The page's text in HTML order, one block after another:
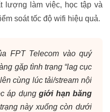
lượng làm việc, học tập và
soát tốc độ wifi hiệu quả.
FPT Telecom vào quý
gặp tình trạng “lag cục
cùng lúc tải/stream nội
áp dụnggiới hạn băng
này xuống còn dưới